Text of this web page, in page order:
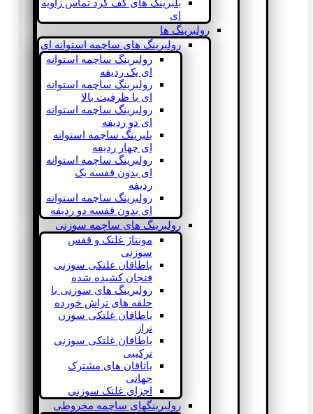
بلبرینگ های کف گرد تماس زاویه
ای
رولبرینگ ها
رولبرینگ های ساچمه استوانه ای
رولبرینگ ساچمه استوانه
ای یک ردیفه
رولبرینگ ساچمه استوانه
ای با ظرفیت بالا
رولبرینگ ساچمه استوانه
ای دو ردیفه
بلبرینگ ساچمه استوانه
ای چهار ردیفه
رولبرینگ ساچمه استوانه
ای بدون قفسه یک
ردیفه
رولبرینگ ساچمه استوانه
ای بدون قفسه دو ردیفه
رولبرینگ های ساچمه سوزنی
مونتاژ غلتک و قفس
سوزنی
یاطاقان غلتکی سوزنی
فنجان کشیده شده
رولبرینگ های سوزنی با
حلقه های تراش خورده
یاطاقان غلتکی سوزن
تراز
یاطاقان غلتکی سوزنی
ترکیبی
یاتاقان های مشترک
جهانی
اجزای غلتک سوزنی
رولبرینگهای ساچمه مخروطی